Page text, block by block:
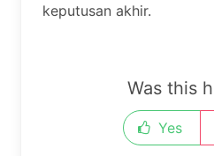
keputusan akhir.
Was this
Yes